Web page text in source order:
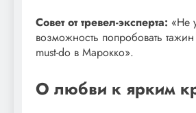
Совет от тревел-эксперта: «Не
возможность попробовать
must-do в Марокко».
О любви к ярким